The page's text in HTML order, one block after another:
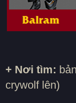
+ Nơi tìm:
crywolf lên)